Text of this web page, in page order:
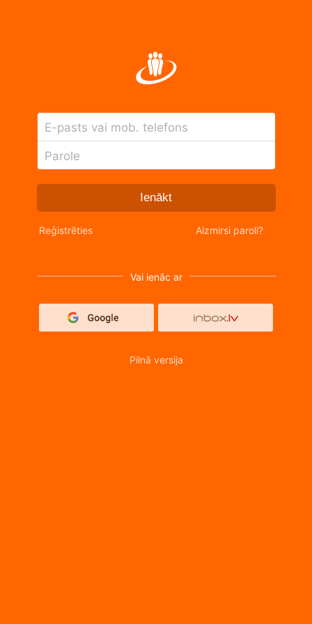
E-pasts vai mob. telefons
Parole
Ienākt
Reģistrēties Aizmirsi paroli?
Vai ienāc ar
Pilnā versija